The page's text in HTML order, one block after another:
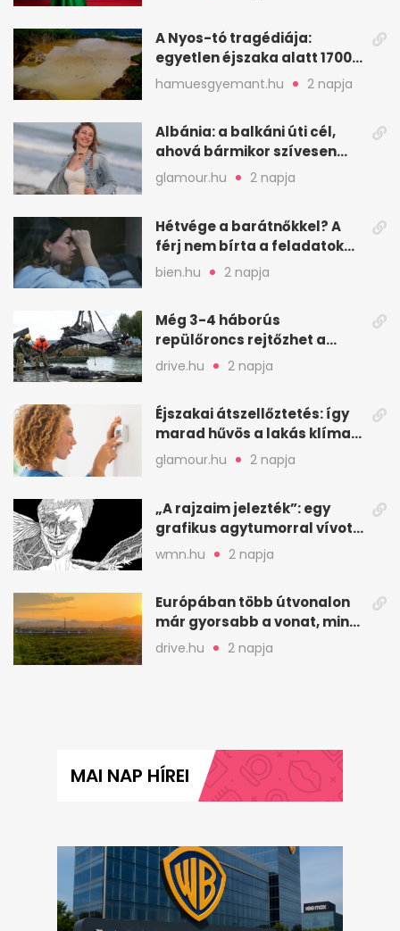
A Nyos-tó tragédiája:
egyetlen éjszaka alatt 1700
ember halt meg
hamuesgyemant.hu 2 napja
Albánia: a balkáni úti cél,
ahová bármikor szívesen
visszamennék
glamour.hu 2 napja
Hétvége a barátnőkkel? A
férj nem bírta a feladatokat,
a feleség levegőt kér
bien.hu 2 napja
Még 3-4 háborús
repülőroncs rejtőzhet a
Balaton mélyén
drive.hu 2 napja
Éjszakai átszellőztetés: így
marad hűvös a lakás klíma
nélkül
glamour.hu 2 napja
„A rajzaim jelezték”: egy
grafikus agytumorral vívott
küzdelme
wmn.hu 2 napja
Európában több útvonalon
már gyorsabb a vonat, mint
a repülő
drive.hu 2 napja
MAI NAP HÍREI